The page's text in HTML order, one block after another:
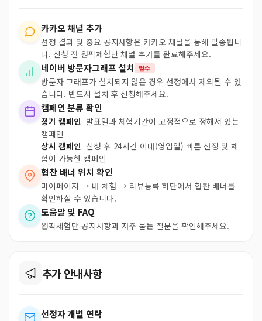
카카오 채널 추가
선정 결과 및 중요 공지사항은 카카오 채널을 통해 발송됩니
다. 신청 전 원픽체험단 채널 추가를 완료해주세요.
네이버 방문자그래프 설치 필수
방문자 그래프가 설치되지 않은 경우 선정에서 제외될 수 있
습니다. 반드시 설치 후 신청해주세요.
캠페인 분류 확인
정기 캠페인 발표일과 체험기간이 고정적으로 정해져 있는
캠페인
상시 캠페인 신청 후 24시간 이내(영업일) 빠른 선정 및 체
험이 가능한 캠페인
협찬 배너 위치 확인
마이페이지 → 내 체험 → 리뷰등록 하단에서 협찬 배너를
확인하실 수 있습니다.
도움말 및 FAQ
원픽체험단 공지사항과 자주 묻는 질문을 확인해주세요.
추가 안내사항
선정자 개별 연락